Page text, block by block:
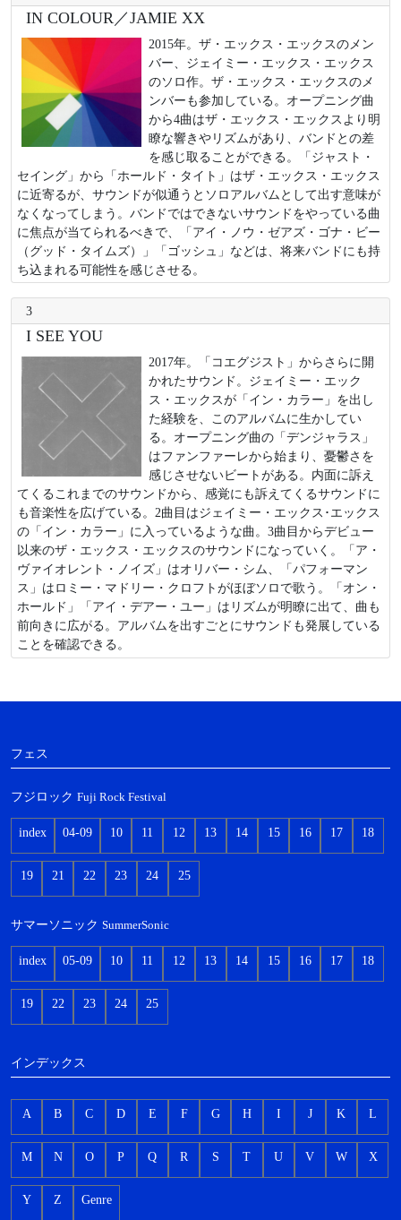
IN COLOUR／JAMIE XX
2015年。ザ・エックス・エックスのメン
バー、ジェイミー・エックス・エックス
のソロ作。ザ・エックス・エックスのメ
ンバーも参加している。オープニング曲
から4曲はザ・エックス・エックスより明
瞭な響きやリズムがあり、バンドとの差
を感じ取ることができる。「ジャスト・
セイング」から「ホールド・タイト」はザ・エックス・エックス
に近寄るが、サウンドが似通うとソロアルバムとして出す意味が
なくなってしまう。バンドではできないサウンドをやっている曲
に焦点が当てられるべきで、「アイ・ノウ・ゼアズ・ゴナ・ビー
（グッド・タイムズ）」「ゴッシュ」などは、将来バンドにも持
ち込まれる可能性を感じさせる。
3
I SEE YOU
2017年。「コエグジスト」からさらに開
かれたサウンド。ジェイミー・エック
ス・エックスが「イン・カラー」を出し
た経験を、このアルバムに生かしてい
る。オープニング曲の「デンジャラス」
はファンファーレから始まり、憂鬱さを
感じさせないビートがある。内面に訴え
てくるこれまでのサウンドから、感覚にも訴えてくるサウンドに
も音楽性を広げている。2曲目はジェイミー・エックス･エックス
の「イン・カラー」に入っているような曲。3曲目からデビュー
以来のザ・エックス・エックスのサウンドになっていく。「ア・
ヴァイオレント・ノイズ」はオリバー・シム、「パフォーマン
ス」はロミー・マドリー・クロフトがほぼソロで歌う。「オン・
ホールド」「アイ・デアー・ユー」はリズムが明瞭に出て、曲も
前向きに広がる。アルバムを出すごとにサウンドも発展している
ことを確認できる。
フェス
フジロック Fuji Rock Festival
index 04-09 10 11 12 13 14 15 16 17 18
19 21 22 23 24 25
サマーソニック SummerSonic
index 05-09 10 11 12 13 14 15 16 17 18
19 22 23 24 25
インデックス
A B C D E F G H I J K L
M N O P Q R S T U V W X
Y Z Genre